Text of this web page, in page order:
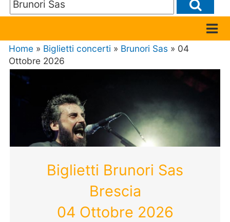
Home » Biglietti concerti » Brunori Sas » 04
Ottobre 2026
Biglietti Brunori Sas
Brescia
04 Ottobre 2026